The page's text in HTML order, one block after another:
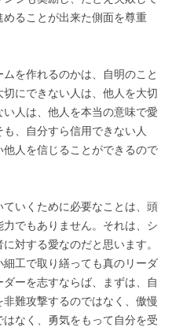
ることが出来た側面を尊重
を作れるのかは、自明のこと
にできない人は、他人を大切
人は、他人を本当の意味で愛
、自分すら信用できない人
人を信じることができるので
いくために必要なことは、頭
でもありません。それは、シ
対する愛なのだと思います。
工で取り繕っても真のリーダ
ーを志すならば、まずは、自
難攻撃するのではなく、傲慢
なく、勇気をもって自分を受